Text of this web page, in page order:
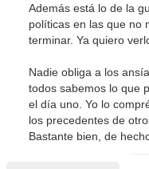
Además está lo de la
políticas en las que no
terminar. Ya quiero
Nadie obliga a los
todos sabemos lo que
el día uno. Yo lo
los precedentes de
Bastante bien, de